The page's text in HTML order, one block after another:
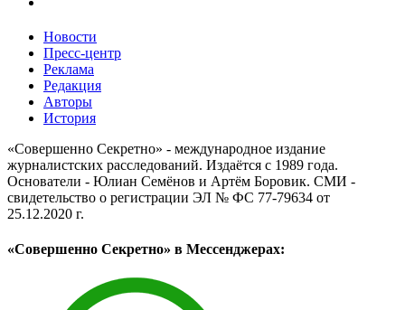
Новости
Пресс-центр
Реклама
Редакция
Авторы
История
«Совершенно Секретно» - международное издание
журналистских расследований. Издаётся с 1989 года.
Основатели - Юлиан Семёнов и Артём Боровик. CМИ -
свидетельство о регистрации ЭЛ № ФС 77-79634 от
25.12.2020 г.
«Совершенно Секретно» в Мессенджерах: